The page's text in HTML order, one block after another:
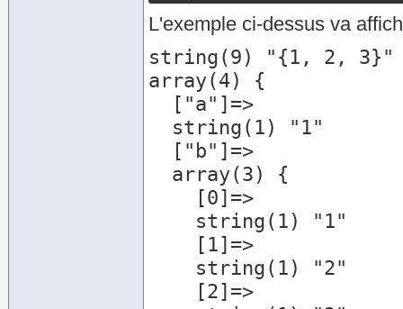
L'exemple ci-dessus va
string(9) "{1, 2, 3}"
array(4) {